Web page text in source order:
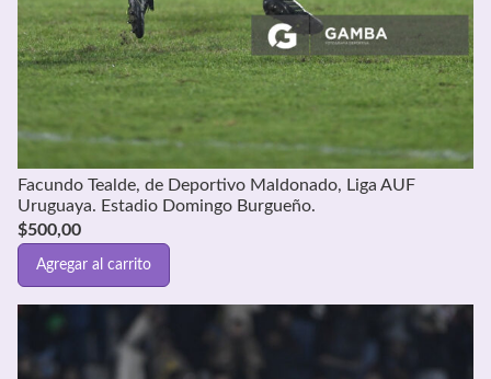
Facundo Tealde, de Deportivo Maldonado, Liga AUF
Uruguaya. Estadio Domingo Burgueño.
$500,00
Agregar al carrito